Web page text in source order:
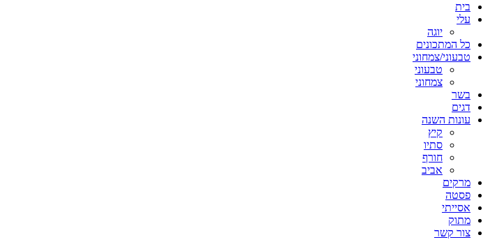
בית
עלי
יוגה
כל המתכונים
טבעוני/צמחוני
טבעוני
צמחוני
בשר
דגים
עונות השנה
קיץ
סתיו
חורף
אביב
מרקים
פסטה
אסייתי
מתוק
צור קשר